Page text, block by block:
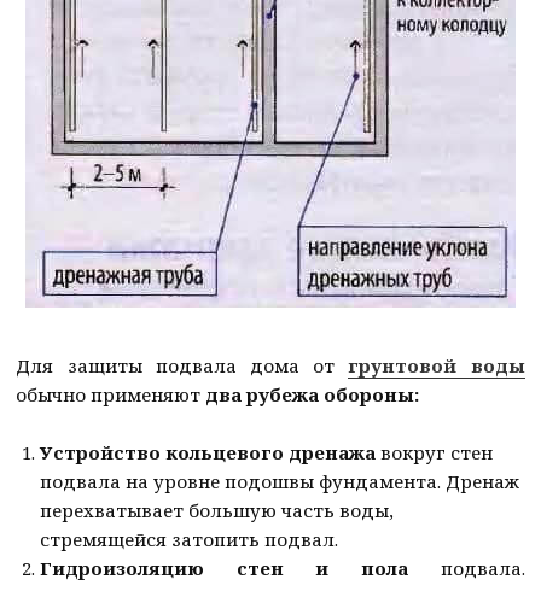
Для защиты подвала дома отгрунтовой воды
обычно применяют два рубежа обороны:
Устройство кольцевого дренажа вокруг стен
подвала на уровне подошвы фундамента. Дренаж
перехватывает большую часть воды,
стремящейся затопить подвал.
Гидроизоляцию стен и пола подвала.